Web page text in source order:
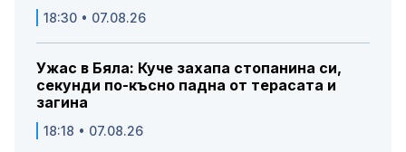
18:30 • 07.08.26
Ужас в Бяла: Куче захапа стопанина си,
секунди по-късно падна от терасата и
загина
18:18 • 07.08.26